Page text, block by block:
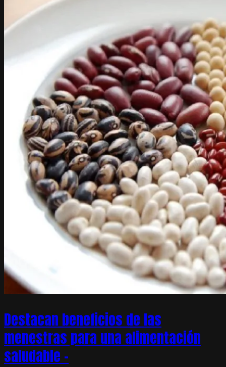
Destacan beneficios de las
menestras para una alimentación
saludable –